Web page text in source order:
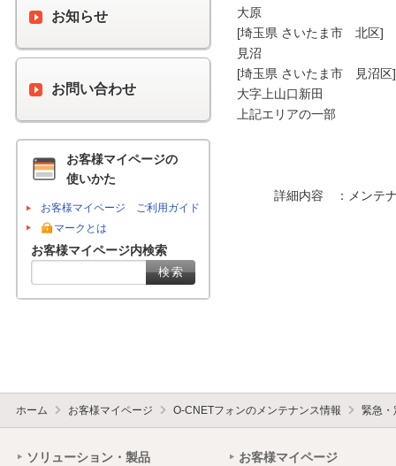
大原
[埼玉県 さいたま市　北区]
見沼
[埼玉県 さいたま市　見沼区]
大字上山口新田
上記エリアの一部
詳細内容　：メンテナ
お知らせ
お問い合わせ
お客様マイページの
使いかた
お客様マイページ ご利用ガイド
マークとは
お客様マイページ内検索
ホーム お客様マイページ O-CNETフォンのメンテナンス情報 緊急・
ソリューション・製品 お客様マイページ